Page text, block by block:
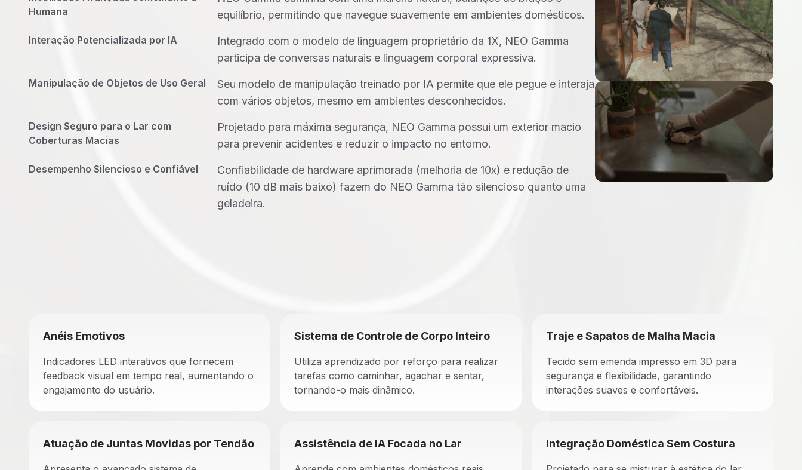
Humana
equilíbrio, permitindo que navegue suavemente em ambientes domésticos.
Interação Potencializada por IA
Integrado com o modelo de linguagem proprietário da 1X, NEO Gamma
participa de conversas naturais e linguagem corporal expressiva.
Manipulação de Objetos de Uso Geral
Seu modelo de manipulação treinado por IA permite que ele pegue e interaja
com vários objetos, mesmo em ambientes desconhecidos.
Design Seguro para o Lar com
Coberturas Macias
Projetado para máxima segurança, NEO Gamma possui um exterior macio
para prevenir acidentes e reduzir o impacto no entorno.
Desempenho Silencioso e Confiável
Confiabilidade de hardware aprimorada (melhoria de 10x) e redução de
ruído (10 dB mais baixo) fazem do NEO Gamma tão silencioso quanto uma
geladeira.
Anéis Emotivos
Indicadores LED interativos que fornecem
feedback visual em tempo real, aumentando o
engajamento do usuário.
Sistema de Controle de Corpo Inteiro
Utiliza aprendizado por reforço para realizar
tarefas como caminhar, agachar e sentar,
tornando-o mais dinâmico.
Traje e Sapatos de Malha Macia
Tecido sem emenda impresso em 3D para
segurança e flexibilidade, garantindo
interações suaves e confortáveis.
Atuação de Juntas Movidas por Tendão Assistência de IA Focada no Lar Integração Doméstica Sem Costura